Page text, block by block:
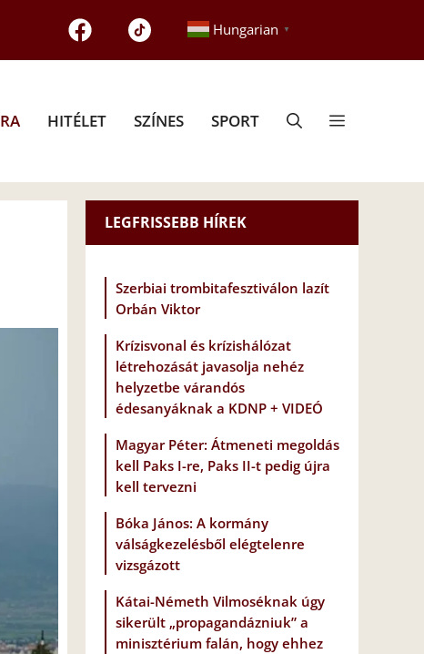
Hungarian ▼
HITÉLET SZÍNES SPORT
LEGFRISSEBB HÍREK
Szerbiai trombitafesztiválon lazít
Orbán Viktor
Krízisvonal és krízishálózat
létrehozását javasolja nehéz
helyzetbe várandós
édesanyáknak a KDNP + VIDEÓ
Magyar Péter: Átmeneti megoldás
kell Paks I-re, Paks II-t pedig újra
kell tervezni
Bóka János: A kormány
válságkezelésből elégtelenre
vizsgázott
Kátai-Németh Vilmoséknak úgy
sikerült „propagandázniuk” a
minisztérium falán, hogy ehhez